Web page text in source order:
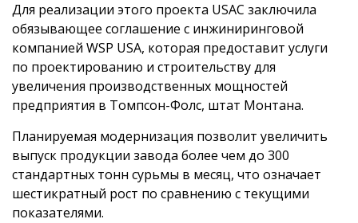
Для реализации этого проекта USAC заключила
обязывающее соглашение с инжиниринговой
компанией WSP USA, которая предоставит услуги
по проектированию и строительству для
увеличения производственных мощностей
предприятия в Томпсон-Фолс, штат Монтана.
Планируемая модернизация позволит увеличить
выпуск продукции завода более чем до 300
стандартных тонн сурьмы в месяц, что означает
шестикратный рост по сравнению с текущими
показателями.